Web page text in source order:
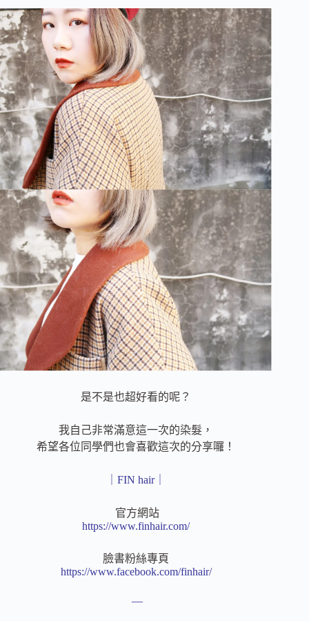
是不是也超好看的呢？
我自己非常滿意這一次的染髮，
希望各位同學們也會喜歡這次的分享囉！
｜FIN hair｜
官方網站
https://www.finhair.com/
臉書粉絲專頁
https://www.facebook.com/finhair/
—